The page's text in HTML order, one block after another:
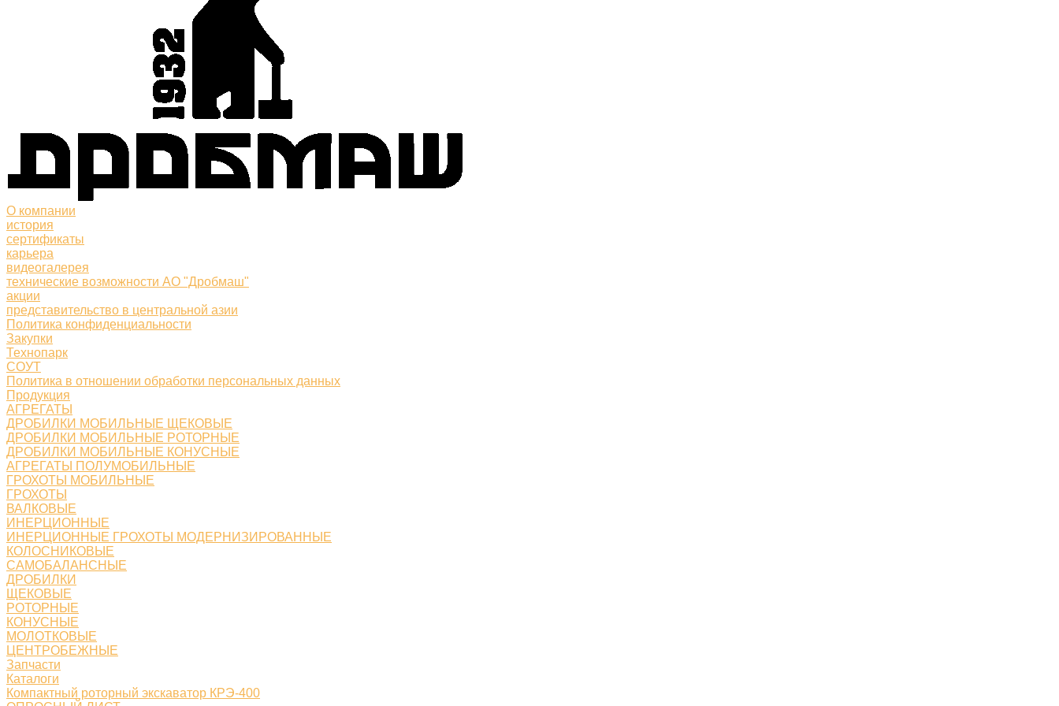
О компании
история
сертификаты
карьера
видеогалерея
технические возможности АО "Дробмаш"
акции
представительство в центральной азии
Политика конфиденциальности
Закупки
Технопарк
СОУТ
Политика в отношении обработки персональных данных
Продукция
АГРЕГАТЫ
ДРОБИЛКИ МОБИЛЬНЫЕ ЩЕКОВЫЕ
ДРОБИЛКИ МОБИЛЬНЫЕ РОТОРНЫЕ
ДРОБИЛКИ МОБИЛЬНЫЕ КОНУСНЫЕ
АГРЕГАТЫ ПОЛУМОБИЛЬНЫЕ
ГРОХОТЫ МОБИЛЬНЫЕ
ГРОХОТЫ
ВАЛКОВЫЕ
ИНЕРЦИОННЫЕ
ИНЕРЦИОННЫЕ ГРОХОТЫ МОДЕРНИЗИРОВАННЫЕ
КОЛОСНИКОВЫЕ
САМОБАЛАНСНЫЕ
ДРОБИЛКИ
ЩЕКОВЫЕ
РОТОРНЫЕ
КОНУСНЫЕ
МОЛОТКОВЫЕ
ЦЕНТРОБЕЖНЫЕ
Запчасти
Каталоги
Компактный роторный экскаватор КРЭ-400